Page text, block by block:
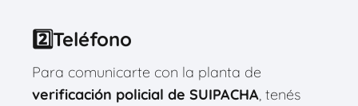
2️⃣Teléfono
Para comunicarte con la planta de
verificación policial de SUIPACHA, tenés